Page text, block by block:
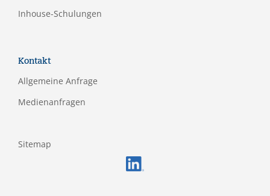
Inhouse-Schulungen
Kontakt
Allgemeine Anfrage
Medienanfragen
Sitemap